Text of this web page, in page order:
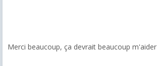
Merci beaucoup, ça devrait beaucoup m'aider